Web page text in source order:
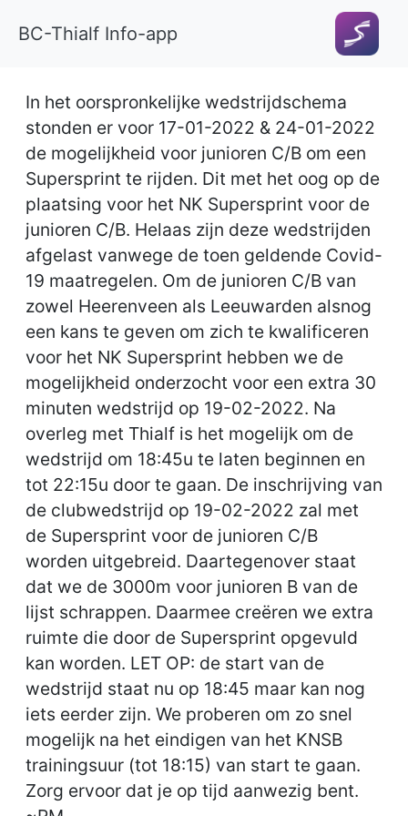
BC-Thialf Info-app
In het oorspronkelijke wedstrijdschema
stonden er voor 17-01-2022 & 24-01-2022
de mogelijkheid voor junioren C/B om een
Supersprint te rijden. Dit met het oog op de
plaatsing voor het NK Supersprint voor de
junioren C/B. Helaas zijn deze wedstrijden
afgelast vanwege de toen geldende Covid-
19 maatregelen. Om de junioren C/B van
zowel Heerenveen als Leeuwarden alsnog
een kans te geven om zich te kwalificeren
voor het NK Supersprint hebben we de
mogelijkheid onderzocht voor een extra 30
minuten wedstrijd op 19-02-2022. Na
overleg met Thialf is het mogelijk om de
wedstrijd om 18:45u te laten beginnen en
tot 22:15u door te gaan. De inschrijving van
de clubwedstrijd op 19-02-2022 zal met
de Supersprint voor de junioren C/B
worden uitgebreid. Daartegenover staat
dat we de 3000m voor junioren B van de
lijst schrappen. Daarmee creëren we extra
ruimte die door de Supersprint opgevuld
kan worden. LET OP: de start van de
wedstrijd staat nu op 18:45 maar kan nog
iets eerder zijn. We proberen om zo snel
mogelijk na het eindigen van het KNSB
trainingsuur (tot 18:15) van start te gaan.
Zorg ervoor dat je op tijd aanwezig bent.